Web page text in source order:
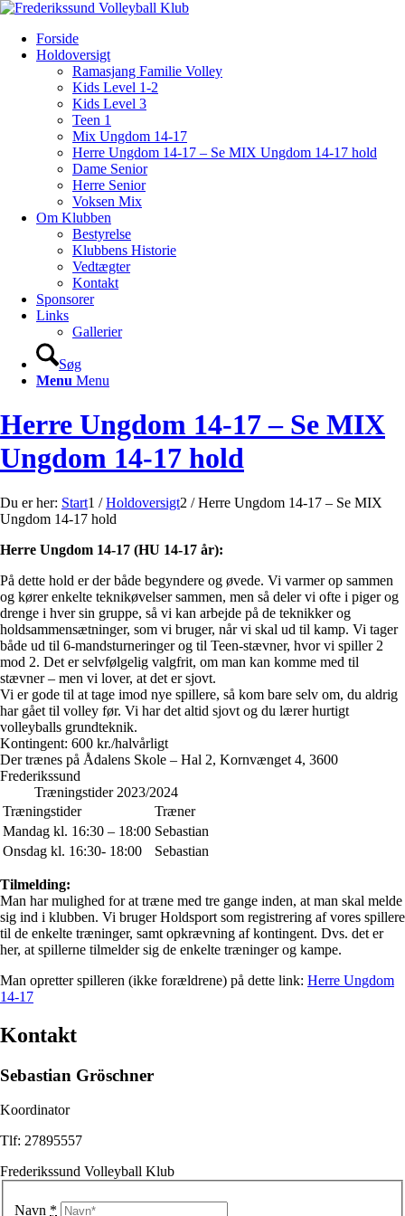
Forside
Holdoversigt
Ramasjang Familie Volley
Kids Level 1-2
Kids Level 3
Teen 1
Mix Ungdom 14-17
Herre Ungdom 14-17 – Se MIX Ungdom 14-17 hold
Dame Senior
Herre Senior
Voksen Mix
Om Klubben
Bestyrelse
Klubbens Historie
Vedtægter
Kontakt
Sponsorer
Links
Gallerier
Søg
Menu Menu
Herre Ungdom 14-17 – Se MIX
Ungdom 14-17 hold
Du er her: Start1 / Holdoversigt2 / Herre Ungdom 14-17 – Se MIX
Ungdom 14-17 hold
Herre Ungdom 14-17 (HU 14-17 år):
På dette hold er der både begyndere og øvede. Vi varmer op sammen
og kører enkelte teknikøvelser sammen, men så deler vi ofte i piger og
drenge i hver sin gruppe, så vi kan arbejde på de teknikker og
holdsammensætninger, som vi bruger, når vi skal ud til kamp. Vi tager
både ud til 6-mandsturneringer og til Teen-stævner, hvor vi spiller 2
mod 2. Det er selvfølgelig valgfrit, om man kan komme med til
stævner – men vi lover, at det er sjovt.
Vi er gode til at tage imod nye spillere, så kom bare selv om, du aldrig
har gået til volley før. Vi har det altid sjovt og du lærer hurtigt
volleyballs grundteknik.
Kontingent: 600 kr./halvårligt
Der trænes på Ådalens Skole – Hal 2, Kornvænget 4, 3600
Frederikssund
Træningstider 2023/2024
Træningstider
Træner
Mandag kl. 16:30 – 18:00 Sebastian
Onsdag kl. 16:30- 18:00
Sebastian
Tilmelding:
Man har mulighed for at træne med tre gange inden, at man skal melde
sig ind i klubben. Vi bruger Holdsport som registrering af vores spillere
til de enkelte træninger, samt opkrævning af kontingent. Dvs. det er
her, at spillerne tilmelder sig de enkelte træninger og kampe.
Man opretter spilleren (ikke forældrene) på dette link: Herre Ungdom
14-17
Kontakt
Sebastian Gröschner
Koordinator
Tlf: 27895557
Frederikssund Volleyball Klub
Navn *